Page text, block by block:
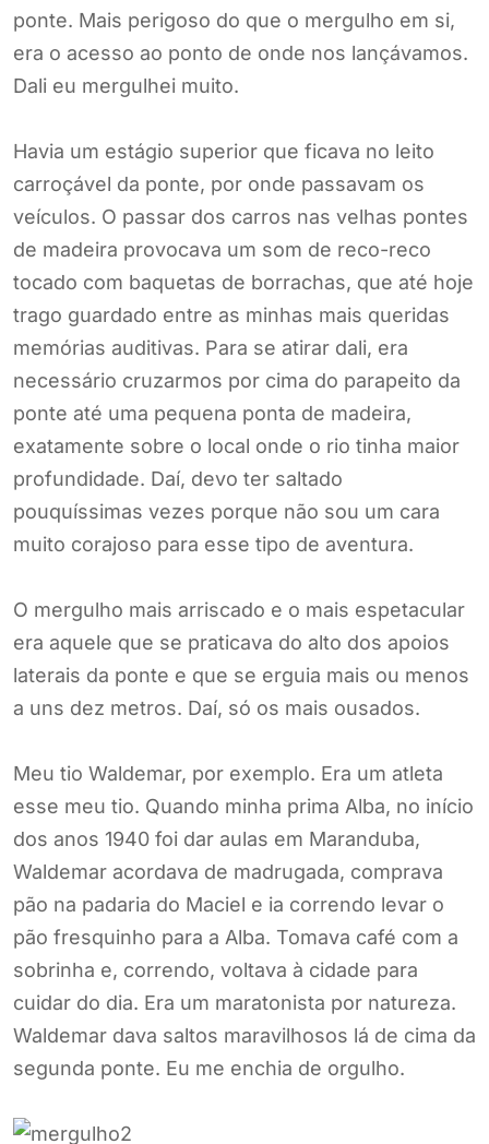
ponte. Mais perigoso do que o mergulho em si,
era o acesso ao ponto de onde nos lançávamos.
Dali eu mergulhei muito.
Havia um estágio superior que ficava no leito
carroçável da ponte, por onde passavam os
veículos. O passar dos carros nas velhas pontes
de madeira provocava um som de reco-reco
tocado com baquetas de borrachas, que até hoje
trago guardado entre as minhas mais queridas
memórias auditivas. Para se atirar dali, era
necessário cruzarmos por cima do parapeito da
ponte até uma pequena ponta de madeira,
exatamente sobre o local onde o rio tinha maior
profundidade. Daí, devo ter saltado
pouquíssimas vezes porque não sou um cara
muito corajoso para esse tipo de aventura.
O mergulho mais arriscado e o mais espetacular
era aquele que se praticava do alto dos apoios
laterais da ponte e que se erguia mais ou menos
a uns dez metros. Daí, só os mais ousados.
Meu tio Waldemar, por exemplo. Era um atleta
esse meu tio. Quando minha prima Alba, no início
dos anos 1940 foi dar aulas em Maranduba,
Waldemar acordava de madrugada, comprava
pão na padaria do Maciel e ia correndo levar o
pão fresquinho para a Alba. Tomava café com a
sobrinha e, correndo, voltava à cidade para
cuidar do dia. Era um maratonista por natureza.
Waldemar dava saltos maravilhosos lá de cima da
segunda ponte. Eu me enchia de orgulho.